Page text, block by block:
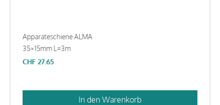
Apparateschiene ALMA
35×15mm L=3m
CHF 27.65
In den Warenkorb